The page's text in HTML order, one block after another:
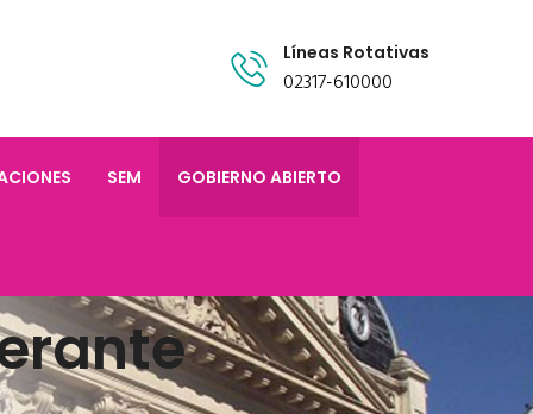
Líneas Rotativas
02317-610000
SEM GOBIERNO ABIERTO